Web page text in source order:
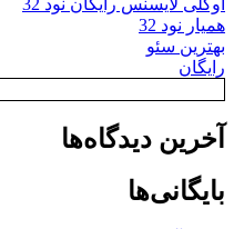
همیار نود 32
بهترین سئو
رایگان
آخرین دیدگاه‌ها
بایگانی‌ها